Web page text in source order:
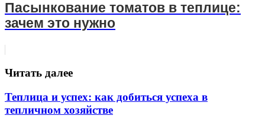
Пасынкование томатов в теплице:
зачем это нужно
Читать далее
Теплица и успех: как добиться успеха в
тепличном хозяйстве